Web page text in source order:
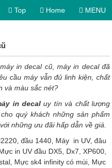
MENU
Home
Top
in decal cũ, máy in decal đã
cầu máy vẫn đủ linh kiện, chất
và màu sắc nét?
in decaluy tín và chất lượng
quý khách những sản phẩm
những ưu đãi hấp dẫn về giá.
đầu 1440, Máy in UV, đâu
in UV đầu DX5, Dx7, XP600,
Mực sk4 infinity có mùi, Mực